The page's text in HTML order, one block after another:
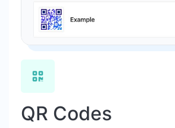
QR Codes